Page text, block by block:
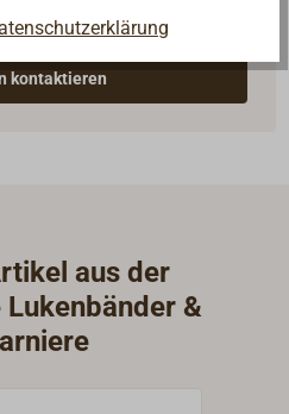
kontaktieren
aus der
&